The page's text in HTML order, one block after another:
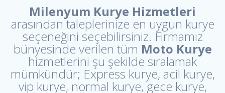
Milenyum Kurye Hizmetleri
arasından taleplerinize en uygun kurye
seçeneğini seçebilirsiniz. Firmamız
bünyesinde verilen tüm Moto Kurye
hizmetlerini şu şekilde sıralamak
mümkündür; Express kurye, acil kurye,
vip kurye, normal kurye, gece kurye,